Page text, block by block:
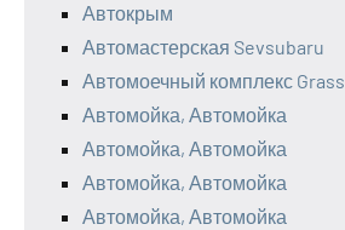
Автокрым
Автомастерская Sevsubaru
Автомоечный комплекс Grass
Автомойка, Автомойка
Автомойка, Автомойка
Автомойка, Автомойка
Автомойка, Автомойка